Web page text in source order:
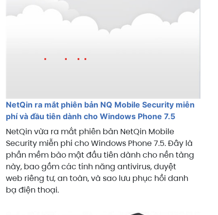
NetQin ra mắt phiên bản NQ Mobile Security miễn
phí và đầu tiên dành cho Windows Phone 7.5
NetQin vừa ra mắt phiên bản NetQin Mobile
Security miễn phí cho Windows Phone 7.5. Đây là
phần mềm bảo mật đầu tiên dành cho nền tảng
này, bao gồm các tính năng antivirus, duyệt
web riêng tư, an toàn, và sao lưu phục hồi danh
bạ điện thoại.